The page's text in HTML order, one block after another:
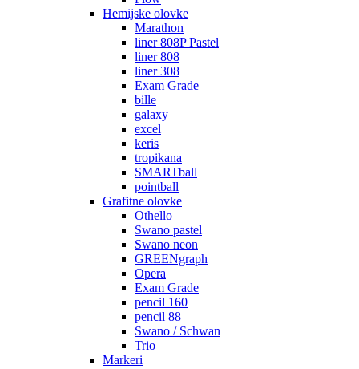
Hemijske olovke
Marathon
liner 808P Pastel
liner 808
liner 308
Exam Grade
bille
galaxy
excel
keris
tropikana
SMARTball
pointball
Grafitne olovke
Othello
Swano pastel
Swano neon
GREENgraph
Opera
Exam Grade
pencil 160
pencil 88
Swano / Schwan
Trio
Markeri